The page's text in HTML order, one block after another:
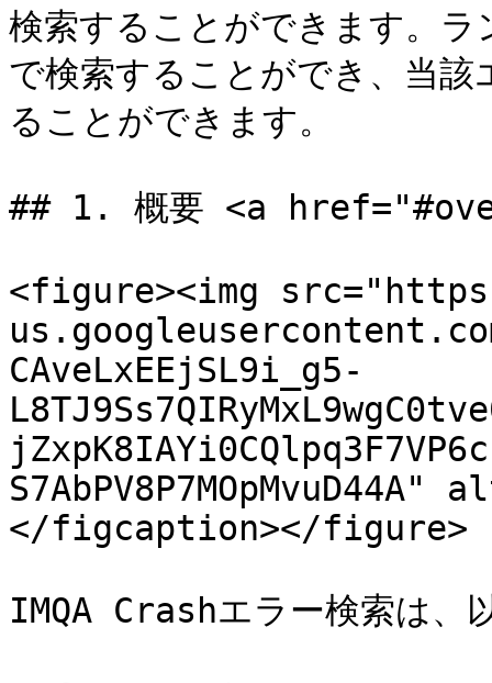
検索することができます。
で検索することができ、当
ることができます。
## 1. 概要 <a
<figure><img
CAveLxEEjSL9i_g5-
</figcaption></figure>
IMQA Crashエラー検索は、